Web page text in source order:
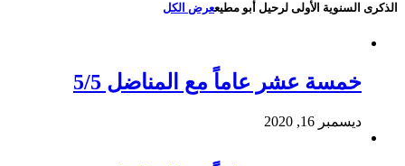
الذكرى السنوية الأولى لرحيل أبو مطيععرض الكل
خمسة عشر عاماً مع المناضل 5/5
ديسمبر 16, 2020